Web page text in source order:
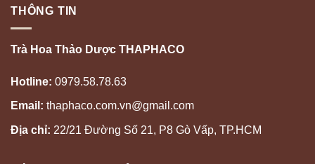
THÔNG TIN
Trà Hoa Thảo Dược THAPHACO
Hotline: 0979.58.78.63
Email: thaphaco.com.vn@gmail.com
Địa chỉ: 22/21 Đường Số 21, P8 Gò Vấp, TP.HCM